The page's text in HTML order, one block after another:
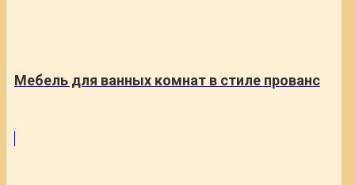
Мебель для ванных комнат в стиле прованс